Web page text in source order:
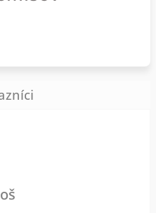
je 0 z 5 hviezdičiek.